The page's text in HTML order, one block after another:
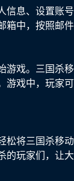
信息、设置账
中，按照邮件
游戏。三国杀
游戏中，玩家
松将三国杀移
的玩家们，让